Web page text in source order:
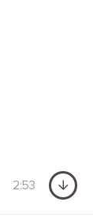
2:53